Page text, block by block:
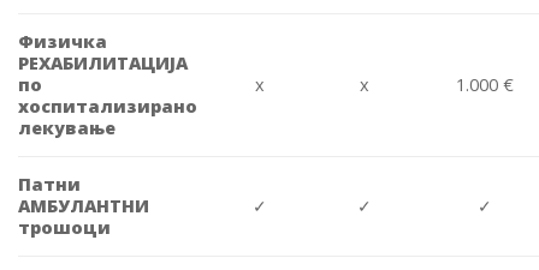
Физичка
РЕХАБИЛИТАЦИЈА
по
хоспитализирано
лекување
x x 1.000 €
Патни
АМБУЛАНТНИ
трошоци
✓ ✓ ✓